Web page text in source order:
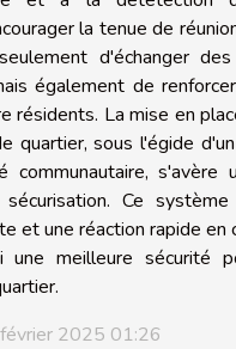
la tenue de
d'échanger des
également de
résidents. La mise en
quartier, sous l'égide
communautaire, s'avère
Ce
et une réaction rapide en
une meilleure sécurité
2025 01:26